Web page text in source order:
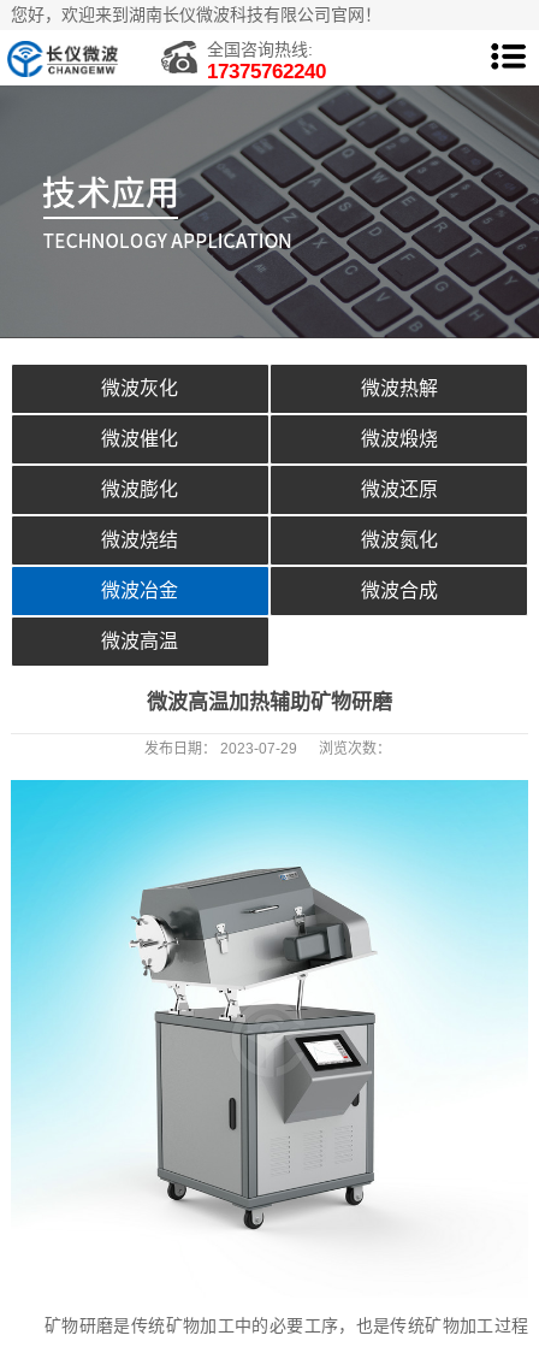
您好，欢迎来到湖南长仪微波科技有限公司官网！
全国咨询热线:
17375762240
微波灰化 微波热解
微波催化 微波煅烧
微波膨化 微波还原
微波烧结 微波氮化
微波冶金 微波合成
微波高温
微波高温加热辅助矿物研磨
发布日期： 2023-07-29 浏览次数：
矿物研磨是传统矿物加工中的必要工序，也是传统矿物加工过程